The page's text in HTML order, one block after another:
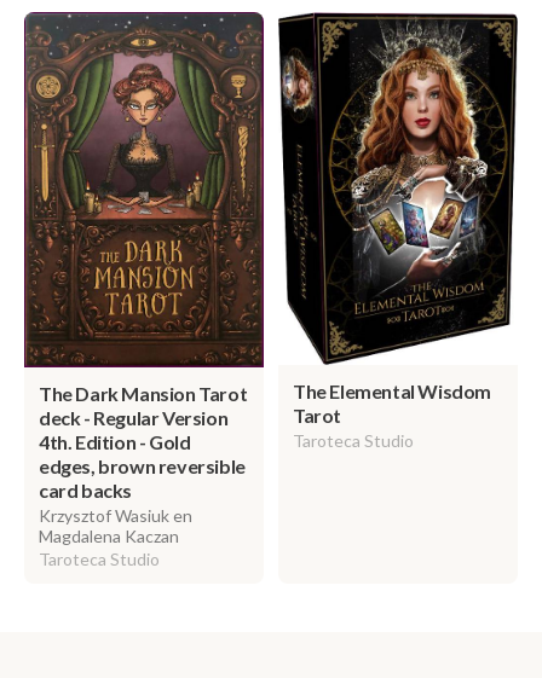
The Dark Mansion Tarot
deck - Regular Version
4th. Edition - Gold
edges, brown reversible
card backs
Krzysztof Wasiuk en
Magdalena Kaczan
Taroteca Studio
The Elemental Wisdom
Tarot
Taroteca Studio